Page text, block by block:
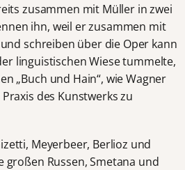
zusammen mit Müller in zwei
ihn, weil er zusammen mit
schreiben über die Oper kann
linguistischen Wiese tummelte,
„Buch und Hain“, wie Wagner
des Kunstwerks zu
Meyerbeer, Berlioz und
großen Russen, Smetana und